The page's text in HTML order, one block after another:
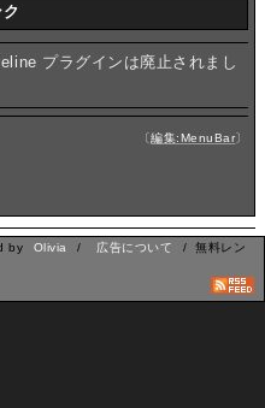
ク
プラグインは廃止されまし
〔編集:MenuBar〕
by Olivia / 広告について
/ 無料レン